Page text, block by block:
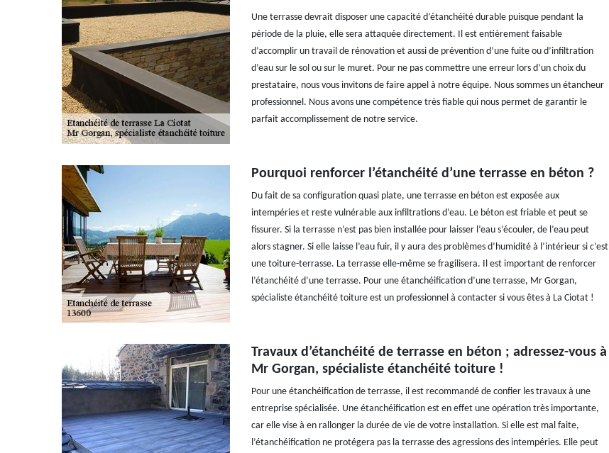
Une terrasse devrait disposer une capacité d’étanchéité durable puisque pendant la
période de la pluie, elle sera attaquée directement. Il est entièrement faisable
d’accomplir un travail de rénovation et aussi de prévention d’une fuite ou d’infiltration
d’eau sur le sol ou sur le muret. Pour ne pas commettre une erreur lors d’un choix du
prestataire, nous vous invitons de faire appel à notre équipe. Nous sommes un étancheur
professionnel. Nous avons une compétence très fiable qui nous permet de garantir le
parfait accomplissement de notre service.
Pourquoi renforcer l’étanchéité d’une terrasse en béton ?
Du fait de sa configuration quasi plate, une terrasse en béton est exposée aux
intempéries et reste vulnérable aux infiltrations d’eau. Le béton est friable et peut se
fissurer. Si la terrasse n’est pas bien installée pour laisser l’eau s’écouler, de l’eau peut
alors stagner. Si elle laisse l’eau fuir, il y aura des problèmes d’humidité à l’intérieur si c’est
une toiture-terrasse. La terrasse elle-même se fragilisera. Il est important de renforcer
l’étanchéité d’une terrasse. Pour une étanchéification d’une terrasse, Mr Gorgan,
spécialiste étanchéité toiture est un professionnel à contacter si vous êtes à La Ciotat !
Travaux d’étanchéité de terrasse en béton ; adressez-vous à
Mr Gorgan, spécialiste étanchéité toiture !
Pour une étanchéification de terrasse, il est recommandé de confier les travaux à une
entreprise spécialisée. Une étanchéification est en effet une opération très importante,
car elle vise à en rallonger la durée de vie de votre installation. Si elle est mal faite,
l’étanchéification ne protégera pas la terrasse des agressions des intempéries. Elle peut